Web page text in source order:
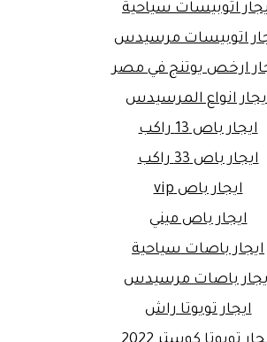
اتوبيسات سياحية
اتوبيسات مرسيدس
ارخص يوتنج في مصر
انواع المرسيدس
ايجار باص 13 راكب
ايجار باص 33 راكب
ايجار باص vip
ايجار باص ميني
ايجار باصات سياحية
باصات مرسيدس
ايجار تويوتا راش